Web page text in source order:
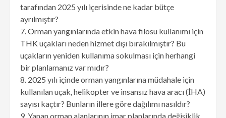
tarafından 2025 yılı içerisinde ne kadar bütçe
ayrılmıştır?
7. Orman yangınlarında etkin hava filosu kullanımı için
THK uçakları neden hizmet dışı bırakılmıştır? Bu
uçakların yeniden kullanıma sokulması için herhangi
bir planlamanız var mıdır?
8. 2025 yılı içinde orman yangınlarına müdahale için
kullanılan uçak, helikopter ve insansız hava aracı (İHA)
sayısı kaçtır? Bunların illere göre dağılımı nasıldır?
9. Yanan orman alanlarının imar planlarında değişiklik